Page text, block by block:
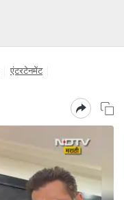
एंटरटेनमेंट